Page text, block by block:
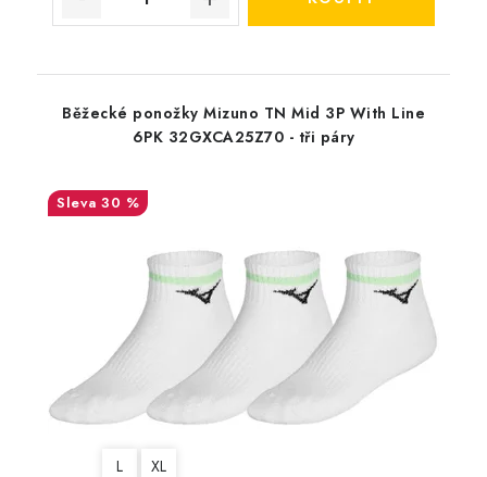
Běžecké ponožky Mizuno TN Mid 3P With Line
6PK 32GXCA25Z70 - tři páry
30 %
L XL